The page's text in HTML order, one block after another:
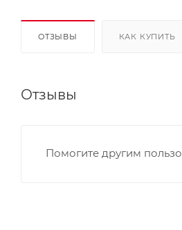
ОТЗЫВЫ КАК КУПИТЬ
Отзывы
Помогите другим